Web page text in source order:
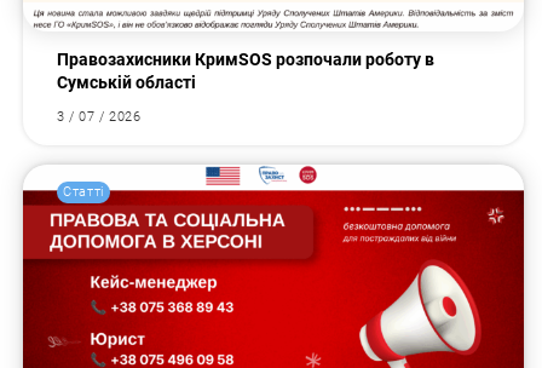
Правозахисники КримSOS розпочали роботу в
Сумській області
3 / 07 / 2026
Статті